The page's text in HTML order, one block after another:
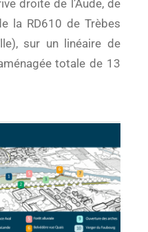
droite de l’Aude, de
la RD610 de Trèbes
sur un linéaire de
totale de 13